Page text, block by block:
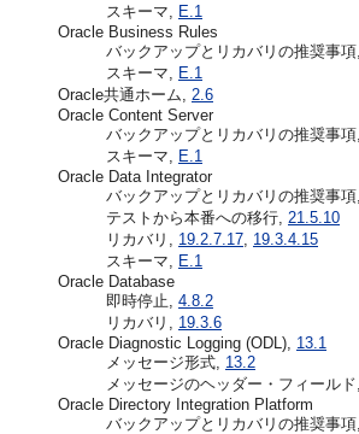
スキーマ,
E.1
Oracle Business Rules
バックアップとリカバリの推奨事項,
スキーマ,
E.1
Oracle共通ホーム, 2.6
Oracle Content Server
バックアップとリカバリの推奨事項,
スキーマ,
E.1
Oracle Data Integrator
バックアップとリカバリの推奨事項,
テストから本番への移行, 21.5.10
リカバリ, 19.2.7.17 19.3.4.15
スキーマ,
E.1
Oracle Database
即時停止, 4.8.2
リカバリ, 19.3.6
Oracle Diagnostic Logging (ODL), 13.1
メッセージ形式, 13.2
メッセージのヘッダー・フィールド,
Oracle Directory Integration Platform
バックアップとリカバリの推奨事項,